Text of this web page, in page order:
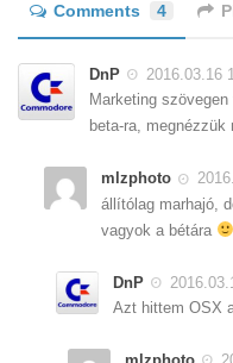
Comments 4
DnP
2016.03.16
Marketing
beta-ra,
mlzphoto
állítólag marhajó,
vagyok a bétára
DnP
Azt hittem OSX